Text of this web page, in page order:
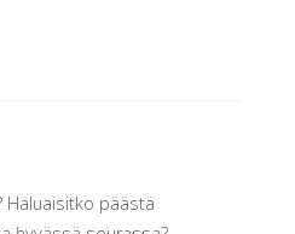
Haluaisitko päästä